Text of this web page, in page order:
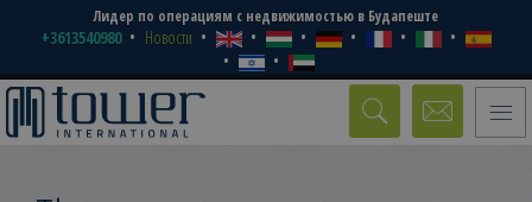
Лидер по операциям с недвижимостью в Будапеште
+3613540980 Новости
Toggle